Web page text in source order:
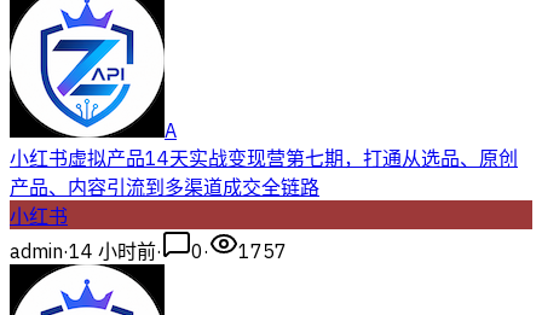
A
小红书虚拟产品14天实战变现营第七期，打通从选品、原创
产品、内容引流到多渠道成交全链路
小红书
admin·14 小时前· 0· 1757